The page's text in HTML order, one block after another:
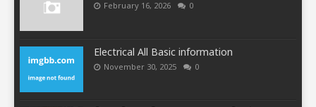
February 16, 2026 0
Electrical All Basic information
November 30, 2025 0